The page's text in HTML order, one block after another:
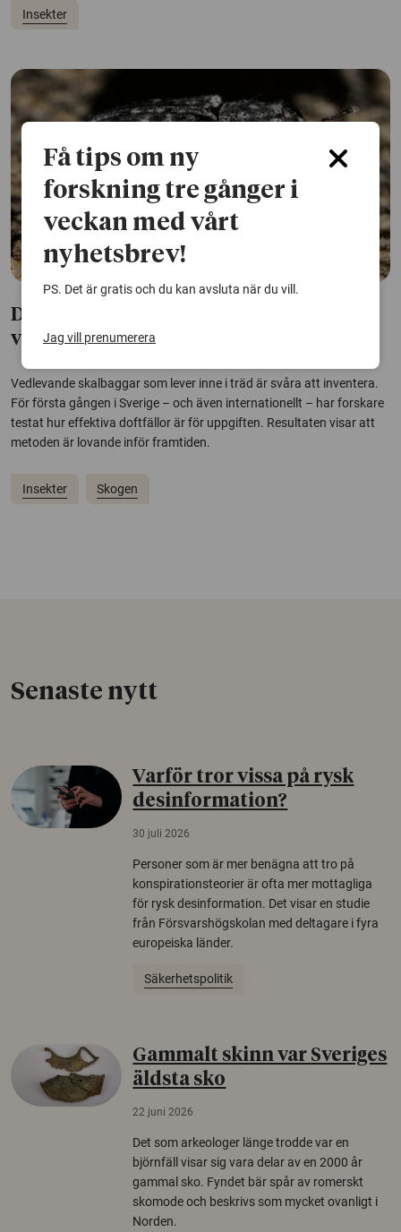
Insekter
Doftfällor kan ge bättre koll på
vedskalbaggar
Vedlevande skalbaggar som lever inne i träd är svåra att inventera.
För första gången i Sverige – och även internationellt – har forskare
testat hur effektiva doftfällor är för uppgiften. Resultaten visar att
metoden är lovande inför framtiden.
Insekter Skogen
Senaste nytt
Varför tror vissa på rysk
desinformation?
30 juli 2026
Personer som är mer benägna att tro på
konspirationsteorier är ofta mer mottagliga
för rysk desinformation. Det visar en studie
från Försvarshögskolan med deltagare i fyra
europeiska länder.
Säkerhetspolitik
Gammalt skinn var Sveriges
äldsta sko
22 juni 2026
Det som arkeologer länge trodde var en
björnfäll visar sig vara delar av en 2000 år
gammal sko. Fyndet bär spår av romerskt
skomode och beskrivs som mycket ovanligt i
Norden.
Få tips om ny
forskning tre gånger i
veckan med vårt
nyhetsbrev!
PS. Det är gratis och du kan avsluta när du vill.
Jag vill prenumerera